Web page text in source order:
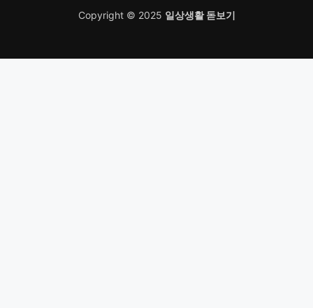
Copyright © 2025 일상생활 돋보기